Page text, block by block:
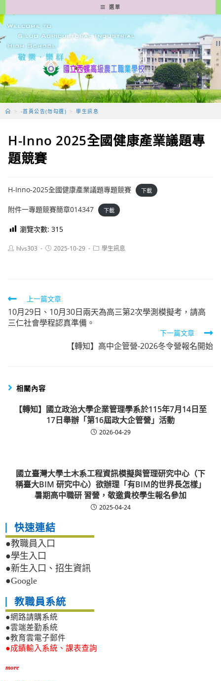
轉
至
要
容
選單
> -首頁公告(勿勾選) > 學生訊息
H-Inno 2025全國健康產業議題專
題競賽
H-Inno-2025全國健康產業議題專題競賽 下載
附件一專題競賽簡章014347 下載
瀏覽次數: 315
Posthlvs303
Post2025-10-29
Post學生訊息
Read
more
articles
上一篇文章
10月29日、10月30日兩天為高三第2次學測模擬考，請高
三仁社會學程認真準備。
下一篇文章
【轉知】高中企管營-2026冬令營報名開始
相關內容
【轉知】國立政治大學企業管理學系於115年7月14日至
17日舉辦「第16屆政大企管營」活動
2026-04-29
國立臺灣大學土木系工程資訊模擬與管理研究中心（下
稱臺大BIM 研究中心）欲辦理「有BIM的世界長怎樣」
暑期高中職研 習營，敬邀貴校學生報名參加
2025-04-24
快速連結
●教職員入口
●學生入口
●新生入口、招生資訊
●Google
教職員系統
●網路請購系統
●雲端差勤系統
●教育雲電子郵件
●成績輸入系統、課表查詢
more